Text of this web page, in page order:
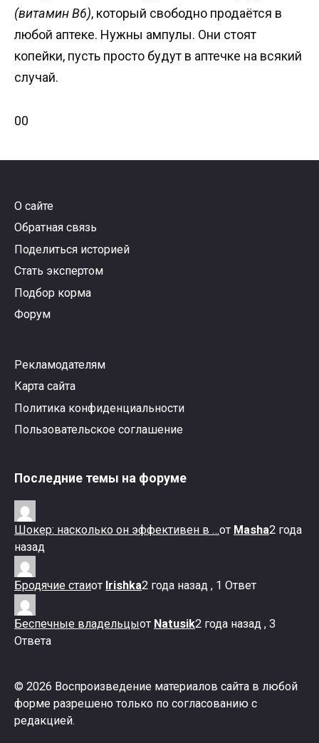
(витамин В6), который свободно продаётся в
любой аптеке. Нужны ампулы. Они стоят
копейки, пусть просто будут в аптечке на всякий
случай.
Голосуйте
палец
0Голосуйте
палец
0
О сайте
Обратная связь
Поделиться историей
Стать экспертом
Подбор корма
Форум
Рекламодателям
Карта сайта
Политика конфиденциальности
Пользовательское соглашение
Последние темы на форуме
Шокер: насколько он эффективен в …от Masha2 года
назад
Бродячие стаиот Irishka2 года назад , 1 Ответ
Беспечные владельцыот Natusik2 года назад , 3
Ответа
© 2026 Воспроизведение материалов сайта в любой
форме разрешено только по согласованию с
редакцией.